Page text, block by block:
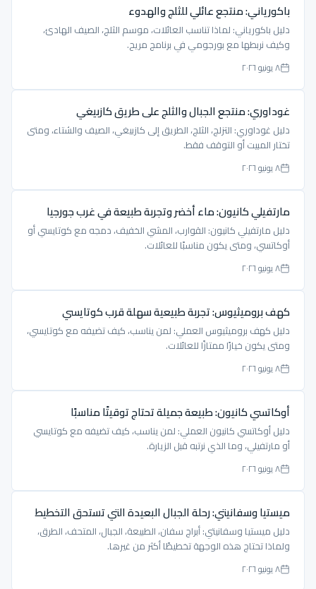
باكورياني: منتجع عائلي للثلج والهدوء
دليل باكورياني: لماذا تناسب العائلات، موسم الثلج، الصيف الهادئ،
وكيف نربطها مع بورجومي في برنامج مريح.
٨ يونيو ٢٠٢٦
غوداوري: منتجع الجبال والثلج على طريق كازبيغي
دليل غوداوري: التزلج، الثلج، الطريق إلى كازبيغي، الصيف والشتاء، ومتى
تختار المبيت أو التوقف فقط.
٨ يونيو ٢٠٢٦
مارتفيلي كانيون: ماء أخضر وتجربة طبيعة في غرب جورجيا
دليل مارتفيلي كانيون: القوارب، المشي الخفيف، دمجه مع كوتايسي أو
أوكاتسي، ومتى يكون مناسبًا للعائلات.
٨ يونيو ٢٠٢٦
كهف بروميثيوس: تجربة طبيعية سهلة قرب كوتايسي
دليل كهف بروميثيوس العملي: لمن يناسب، كيف تضيفه مع كوتايسي،
ومتى يكون خيارًا ممتازًا للعائلات.
٨ يونيو ٢٠٢٦
أوكاتسي كانيون: طبيعة جميلة تحتاج توقيتًا مناسبًا
دليل أوكاتسي كانيون العملي: لمن يناسب، كيف تضيفه مع كوتايسي
أو مارتفيلي، وما الذي نرتبه قبل الزيارة.
٨ يونيو ٢٠٢٦
ميستيا وسفانيتي: رحلة الجبال البعيدة التي تستحق التخطيط
دليل ميستيا وسفانيتي: أبراج سفان، الطبيعة، الجبال، المتحف، الطرق،
ولماذا تحتاج هذه الوجهة تخطيطًا أكثر من غيرها.
٨ يونيو ٢٠٢٦